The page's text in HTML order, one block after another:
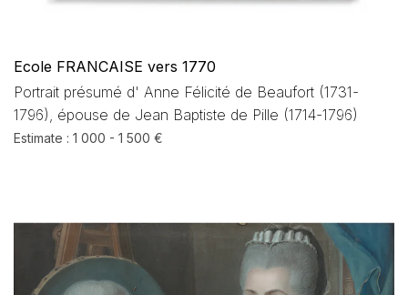
Ecole FRANCAISE vers 1770
Portrait présumé d' Anne Félicité de Beaufort (1731-
1796), épouse de Jean Baptiste de Pille (1714-1796)
Estimate : 1 000 - 1 500 €